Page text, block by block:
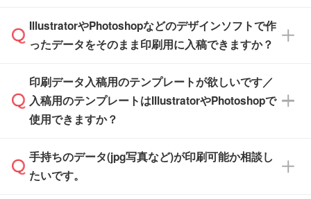
品が決まりましたらお早めのご発注をお願いい
たします。
※土日祝日を除く営業日換算です。
※沖縄・離島は追加日数がかかります。
※化粧箱から白箱への入れ替えや、オリジナル
箱の作成は原則承っておりません。
無料の「デザインシミュレーター」を使えば、
PCやスマホから簡単にデザインを作成できま
ザインソフトがなくても安心です。
また、「データ作成サービス
せいただければ、弊社にて無料でデザインデー
タを1点作成いたします。
IllustratorやPhotoshopなどのデザインソフトで作
ったデータをそのまま印刷用に入稿できますか？
IllustratorやPhotoshop、CLIP STUDIOなどのデ
ザインソフトでこだわりのデザインを作成した
い方は、完全データ入稿
積・ご注文フォームにアップロードしてご入稿
ください。
印刷データ入稿用のテンプレートが欲しいです／
入稿用のテンプレートはIllustratorやPhotoshopで
使用できますか？
一部商品は入稿用テンプレートのご用意があり
ます。各商品ページの『印刷方法・テンプレー
手持ちのデータ(jpg写真など)が印刷可能か相談し
たいです。